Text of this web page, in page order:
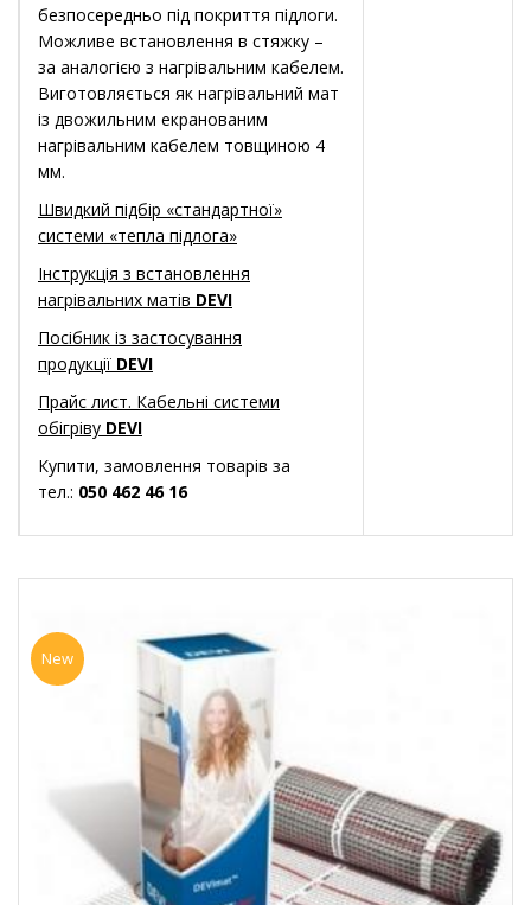
безпосередньо під покриття підлоги.
Можливе встановлення в стяжку –
за аналогією з нагрівальним кабелем.
Виготовляється як нагрівальний мат
із двожильним екранованим
нагрівальним кабелем товщиною 4
мм.
Швидкий підбір «стандартної»
системи «тепла підлога»
Інструкція з встановлення
нагрівальних матів DEVI
Посібник із застосування
продукції DEVI
Прайс лист. Кабельні системи
обігріву DEVI
Купити, замовлення товарів за
тел.: 050 462 46 16
New